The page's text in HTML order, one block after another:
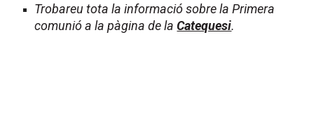
Trobareu tota la informació sobre la Primera
comunió a la pàgina de laCatequesi.